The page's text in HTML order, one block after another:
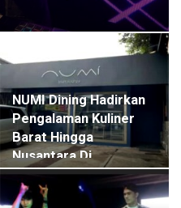
NUMI Dining Hadirkan
Pengalaman Kuliner
Barat Hingga
Nusantara Di…